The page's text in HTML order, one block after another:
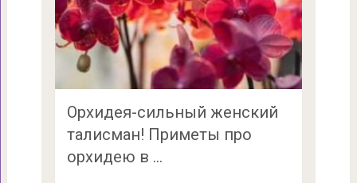
Орхидея-сильный женский
талисман! Приметы про
орхидею в …